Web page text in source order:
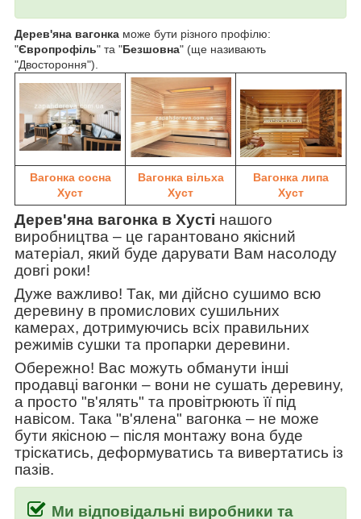
Дерев'яна вагонка може бути різного профілю:
"Європрофіль" та "Безшовна" (ще називають
"Двостороння").
Вагонка сосна
Хуст
Вагонка вільха
Хуст
Вагонка липа
Хуст
Дерев'яна вагонка в Хусті нашого
виробництва – це гарантовано якісний
матеріал, який буде дарувати Вам насолоду
довгі роки!
Дуже важливо! Так, ми дійсно сушимо всю
деревину в промислових сушильних
камерах, дотримуючись всіх правильних
режимів сушки та пропарки деревини.
Обережно! Вас можуть обманути інші
продавці вагонки – вони не сушать деревину,
а просто "в'ялять" та провітрюють її під
навісом. Така "в'ялена" вагонка – не може
бути якісною – після монтажу вона буде
тріскатись, деформуватись та вивертатись із
пазів.
Ми відповідальні виробники та